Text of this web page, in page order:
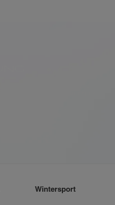
Wintersport